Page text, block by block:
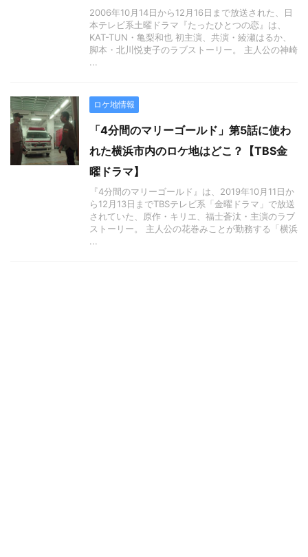
2006年10月14日から12月16日まで放送された、日
本テレビ系土曜ドラマ『たったひとつの恋』は、
KAT-TUN・亀梨和也 初主演、共演・綾瀬はるか、
脚本・北川悦吏子のラブストーリー。 主人公の神崎
...
ロケ地情報
「4分間のマリーゴールド」第5話に使わ
れた横浜市内のロケ地はどこ？【TBS金
曜ドラマ】
『4分間のマリーゴールド』は、2019年10月11日か
ら12月13日までTBSテレビ系「金曜ドラマ」で放送
されていた、原作・キリエ、福士蒼汰・主演のラブ
ストーリー。 主人公の花巻みことが勤務する「横浜
...